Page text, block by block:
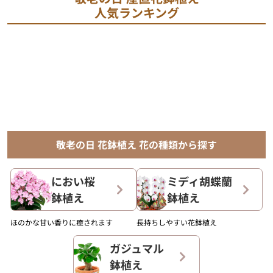
人気ランキング
敬老の日 花鉢植え 花の種類から探す
におい桜
鉢植え
ほのかな甘い香りに癒されます
ミディ胡蝶蘭
鉢植え
長持ちしやすい花鉢植え
ガジュマル
鉢植え